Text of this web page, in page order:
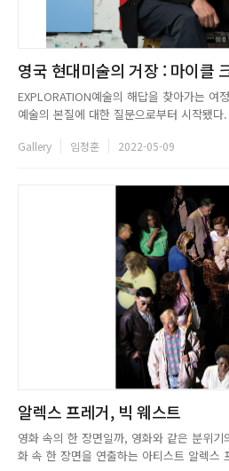
영국 현대미술의 거장 : 마이클
EXPLORATION예술의 해답을 찾아가는 여
예술의 본질에 대한 질문으로부터 시작됐
술사를 섭렵하게 된다. 마르셀 뒤샹에게 바
Gallery 임정훈 2022-05-09
알렉스 프레거, 빅 웨스트
영화 속의 한 장면일까, 영화와 같은 분위기
화 속 한 장면을 연출하는 아티스트 알렉스